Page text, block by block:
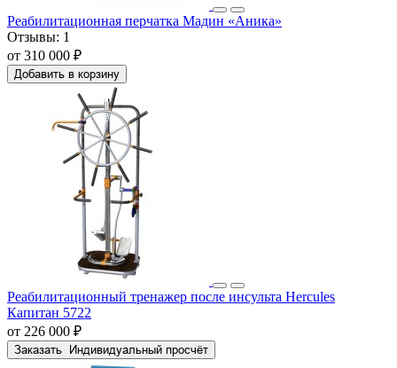
Реабилитационная перчатка Мадин «Аника»
Отзывы: 1
от 310 000 ₽
Добавить в корзину
Реабилитационный тренажер после инсульта Hercules
Капитан 5722
от 226 000 ₽
Заказать Индивидуальный просчёт